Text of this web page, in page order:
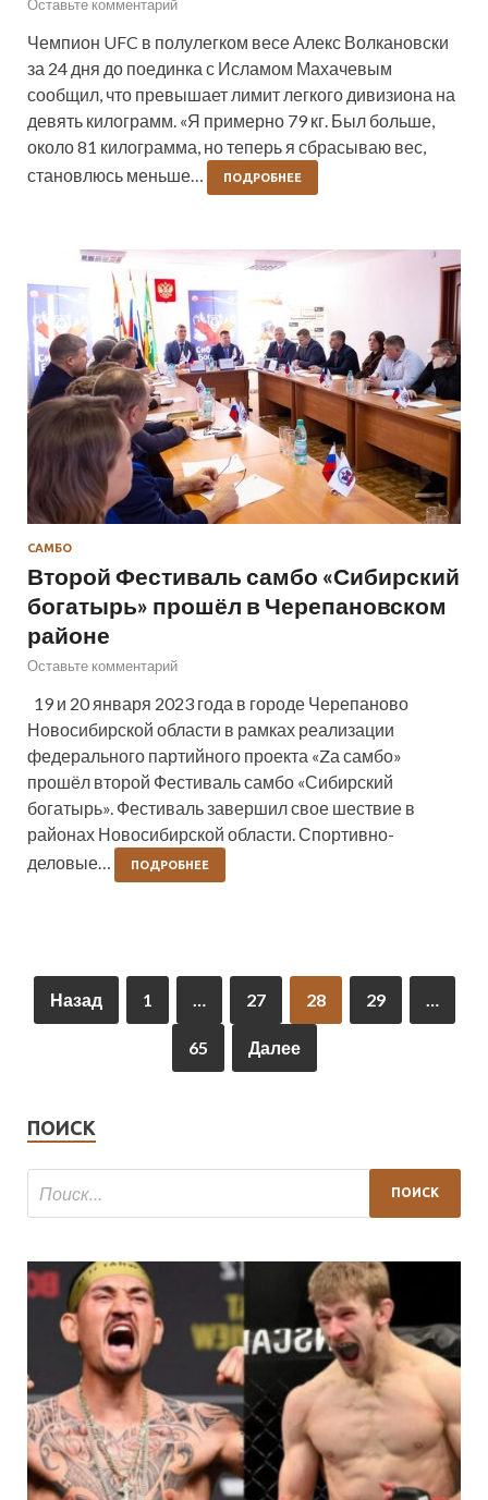
Оставьте комментарий
Чемпион UFC в полулегком весе Алекс Волкановски
за 24 дня до поединка с Исламом Махачевым
сообщил, что превышает лимит легкого дивизиона на
девять килограмм. «Я примерно 79 кг. Был больше,
около 81 килограмма, но теперь я сбрасываю вес,
становлюсь меньше…
ПОДРОБНЕЕ
САМБО
Второй Фестиваль самбо «Сибирский
богатырь» прошёл в Черепановском
районе
Оставьте комментарий
19 и 20 января 2023 года в городе Черепаново
Новосибирской области в рамках реализации
федерального партийного проекта «Zа самбо»
прошёл второй Фестиваль самбо «Сибирский
богатырь». Фестиваль завершил свое шествие в
районах Новосибирской области. Спортивно-
деловые…
ПОДРОБНЕЕ
Назад 1 … 27 28 29 …
65 Далее
ПОИСК